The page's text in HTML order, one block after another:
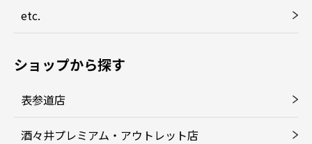
etc.
ショップから探す
表参道店
酒々井プレミアム・アウトレット店